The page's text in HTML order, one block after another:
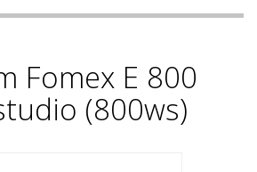
Fomex E 800
(800ws)